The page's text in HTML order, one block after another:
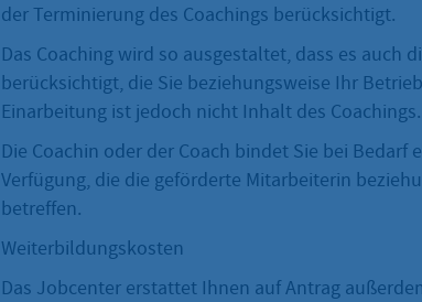
der Terminierung des Coachings berücksichtigt.
Das Coaching wird so ausgestaltet, dass es auch
berücksichtigt, die Sie beziehungsweise Ihr
Einarbeitung ist jedoch nicht Inhalt des Coachings.
Die Coachin oder der Coach bindet Sie bei
Verfügung, die die geförderte Mitarbeiterin
betreffen.
Weiterbildungskosten
Das Jobcenter erstattet Ihnen auf Antrag